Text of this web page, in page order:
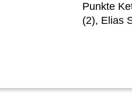
Punkte
(2), Elias